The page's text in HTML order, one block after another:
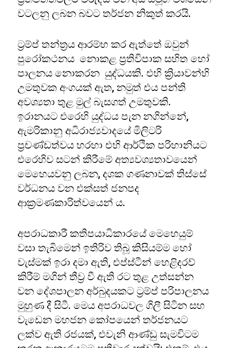
වටලනු ලබන බවට තර්ජන නිකුත් කරයි.
ට්‍රම්ප් තන්ත්‍රය ආරම්භ කර ඇත්තේ ඔවුන්
පුරෝකථනය නොකළ ප්‍රතිවිපාක සහිත හෝ
පාලනය නොකරන යුද්ධයකි. එහි ක්‍රියාවන්හි
උමතුවක අංගයක් ඇත, නමුත් එය පන්ති
අවශ්‍යතා තුළ මුල් බැසගත් උමතුවකි.
ඉරානයට එරෙහි යුද්ධය පැන නගින්නේ,
ඇමරිකානු අධිරාජ්‍යවාදයේ මිලිටරි
ප්‍රචණ්ඩත්වය හරහා එහි ආර්ථික පරිහානියට
එරෙහිව සටන් කිරීමේ අත්‍යවශ්‍යතාවයෙන්
මෙහෙයවනු ලබන, දශක ගණනාවක් තිස්සේ
වර්ධනය වන එක්සත් ජනපද
ආක්‍රමණකාරිත්වයෙන් ය.
අපරාධකාරී කතිපයාධිකාරයේ මෙහෙයුම්
වසා තැබිමෙන් ඉතිරිව තිබූ කිසියම්ම හෝ
වැස්මක් ඉරා දමා ඇති, එප්ස්ටීන් හෙළිදරව්
කිරීම් මගින් තීව්‍ර වී ඇති රට තුළ උත්සන්න
වන දේශපාලන අර්බුදයකට ට්‍රම්ප් පරිපාලනය
මුහුණ දී සිටී. මෙය අපරාධවල ගිලී සිටින සහ
වැඩෙන මහජන කෝපයෙන් තර්ජනයට
ලක්ව ඇති රජයක්, එවැනි ආණ්ඩු සැමවිටම